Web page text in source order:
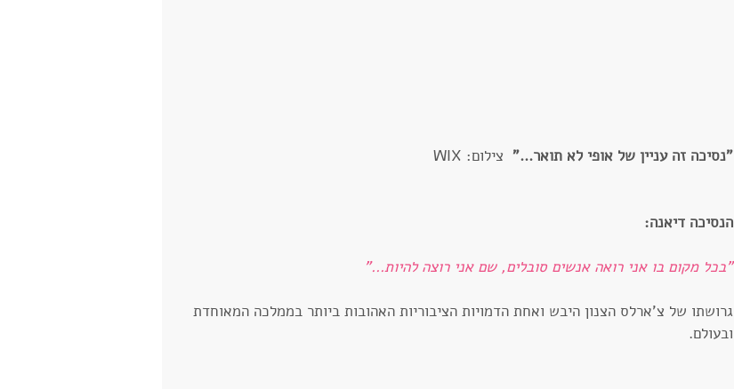
"נסיכה זה עניין של אופי לא תואר..." צילום: WIX
הנסיכה דיאנה:
"בכל מקום בו אני רואה אנשים סובלים, שם אני רוצה להיות..."
גרושתו של צ'ארלס הצנון היבש ואחת הדמויות הציבוריות האהובות ביותר בממלכה המאוחדת
ובעולם.